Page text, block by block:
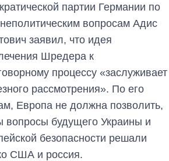
партии Германии по
вопросам Адис
заявил, что идея
Шредера к
процессу «заслуживает
рассмотрения». По его
Европа не должна позволить,
вопросы будущего Украины и
безопасности решали
США и россия.
Сколько
выращивали в
Украине до и во
время большой